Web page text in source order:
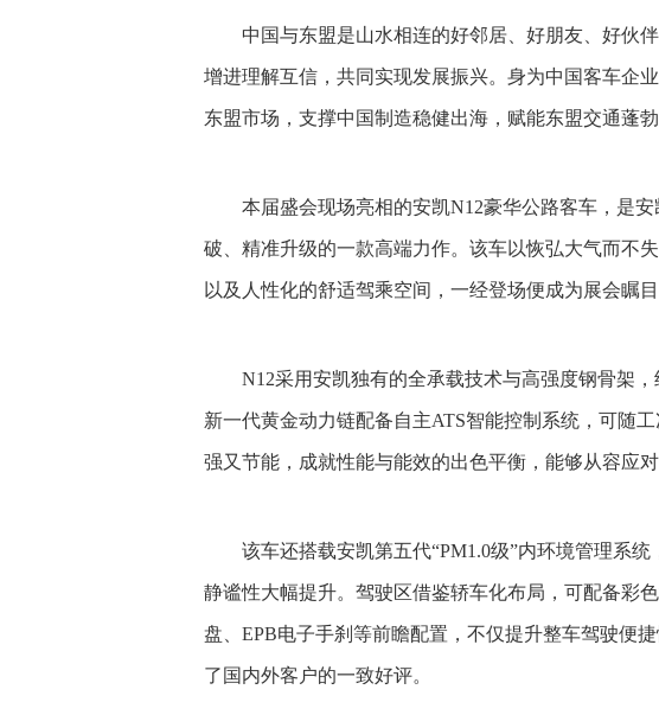
中国与东盟是山水相连的好邻居、好朋友、好伙
增进理解互信，共同实现发展振兴。身为中国客车企
东盟市场，支撑中国制造稳健出海，赋能东盟交通蓬勃
本届盛会现场亮相的安凯N12豪华公路客车，是
破、精准升级的一款高端力作。该车以恢弘大气而不
以及人性化的舒适驾乘空间，一经登场便成为展会瞩
N12采用安凯独有的全承载技术与高强度钢骨架
新一代黄金动力链配备自主ATS智能控制系统，可随
强又节能，成就性能与能效的出色平衡，能够从容应
该车还搭载安凯第五代“PM1.0级”内环境管理系
静谧性大幅提升。驾驶区借鉴轿车化布局，可配备彩
盘、EPB电子手刹等前瞻配置，不仅提升整车驾驶便
了国内外客户的一致好评。